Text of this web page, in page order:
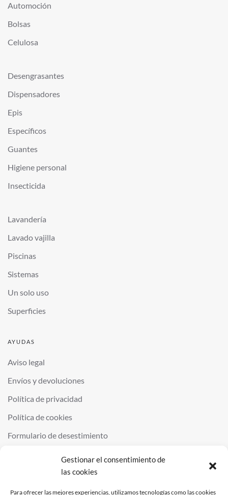
Gestionar el consentimiento de
las cookies
Para ofrecer las mejores experiencias, utilizamos tecnologías como las cookies
Automoción
Bolsas
Celulosa
Desengrasantes
Dispensadores
Epis
Específicos
Guantes
Higiene personal
Insecticida
Lavandería
Lavado vajilla
Piscinas
Sistemas
Un solo uso
Superficies
AYUDAS
Aviso legal
Envíos y devoluciones
Política de privacidad
Política de cookies
Formulario de desestimiento
QUIMINOR SL. ALL RIGHTS RESERVED.